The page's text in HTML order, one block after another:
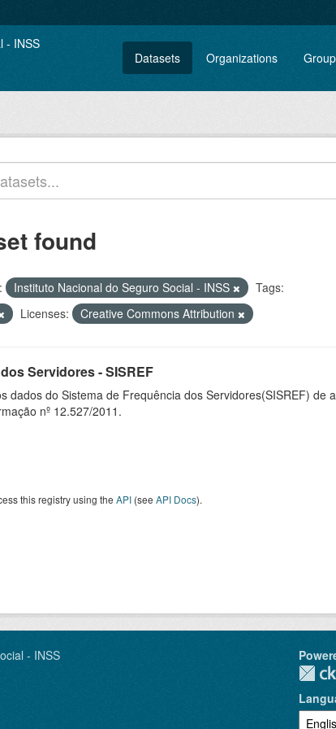
Datasets Organizations
found
Instituto Nacional do Seguro Social - INSS
Tags:
Licenses: Creative Commons Attribution
Servidores - SISREF
dados do Sistema de Frequência dos Servidores(SISREF) de
nº 12.527/2011.
this registry using the API (see API Docs).
- INSS